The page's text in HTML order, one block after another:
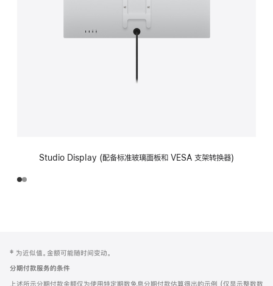
Studio Display (配备标准玻璃面板和 VESA 支架转换器)
页
页
注
‡ 为近似值。金额可能随时间变动。
分期付款服务的条件
上述所示分期付款金额仅为使用特定期数免息分期付款估算得出的示例 (仅显示整数数